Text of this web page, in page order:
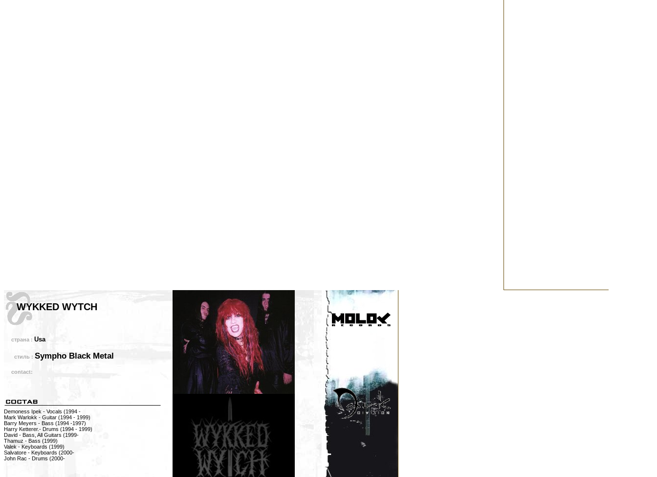
WYKKED WYTCH
страна : Usa
стиль : Sympho Black Metal
contact:
Demoness Ipek - Vocals (1994 -
Mark Warlokk - Guitar (1994 - 1999)
Barry Meyers - Bass (1994 -1997)
Harry Ketterer.- Drums (1994 - 1999)
David - Bass, All Guitars (1999-
Thamuz - Bass (1999)
Valek - Keyboards (1999)
Salvatore - Keyboards (2000-
John Rac - Drums (2000-